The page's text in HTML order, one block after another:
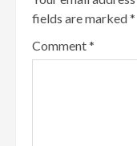
fields are marked*
Comment*